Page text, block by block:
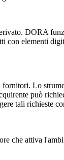
DORA
elementi
Lo
può
tali richieste
che attiva